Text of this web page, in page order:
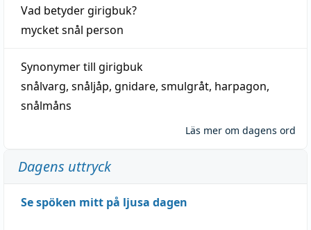
Vad betydergirigbuk?
mycketsnål person
Synonymer till girigbuk
snålvarg, snåljåp, gnidare, smulgråt, harpagon,
snålmåns
Läs mer om dagens ord
Dagens uttryck
Se spöken mitt på ljusa dagen